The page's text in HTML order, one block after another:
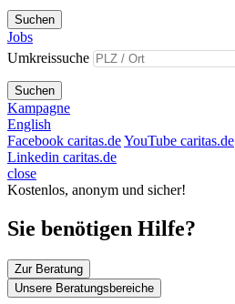
Suchen
Jobs
Umkreissuche
Suchen
Kampagne
English
Facebook caritas.deYouTube caritas.de
Linkedin caritas.de
close
Kostenlos, anonym und sicher!
Sie benötigen Hilfe?
Zur Beratung
Unsere Beratungsbereiche